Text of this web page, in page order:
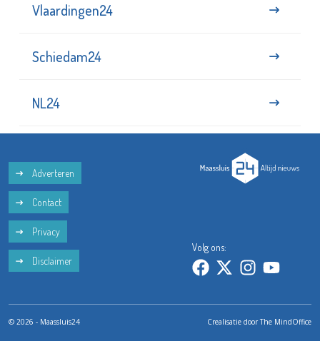
Vlaardingen24
Schiedam24
NL24
Adverteren
Contact
Privacy
Disclaimer
Volg ons:
© 2026 - Maassluis24 Crealisatie doorThe MindOffice